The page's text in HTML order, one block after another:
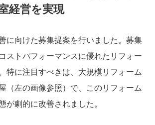
経営を実現
に向けた募集提案を行いました。募集
ストパフォーマンスに優れたリフォー
特に注目すべきは、大規模リフォーム
（左の画像参照）で、このリフォーム
が劇的に改善されました。